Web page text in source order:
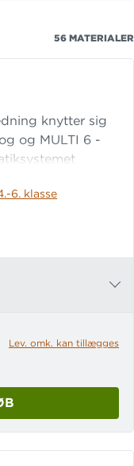
56 MATERIALER
knytter sig
og MULTI 6 -
med en
6. klasse
Lev. omk. kan tillægges